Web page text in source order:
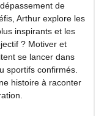
de
Arthur explore les
inspirants et les
? Motiver et
se lancer dans
sportifs confirmés.
histoire à raconter